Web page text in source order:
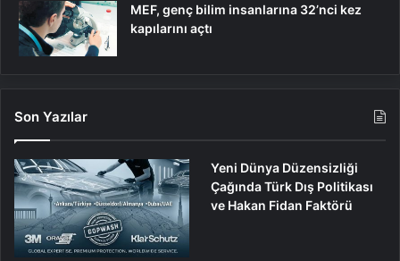
MEF, genç bilim insanlarına 32’nci kez
kapılarını açtı
Son Yazılar
Yeni Dünya Düzensizliği
Çağında Türk Dış Politikası
ve Hakan Fidan Faktörü